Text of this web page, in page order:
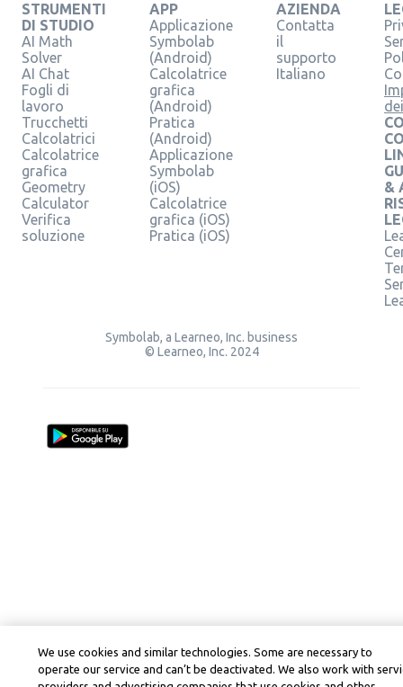
STRUMENTI
DI STUDIO
AI Math
Solver
AI Chat
Fogli di
lavoro
Trucchetti
Calcolatrici
Calcolatrice
grafica
Geometry
Calculator
Verifica
soluzione
APP
Applicazione
Symbolab
(Android)
Calcolatrice
grafica
(Android)
Pratica
(Android)
Applicazione
Symbolab
(iOS)
Calcolatrice
grafica (iOS)
Pratica (iOS)
AZIENDA
Contatta
il
supporto
Italiano
&
Symbolab, a Learneo, Inc. business
© Learneo, Inc. 2024
We use cookies and similar technologies. Some are necessary to
operate our service and can’t be deactivated. We also work with